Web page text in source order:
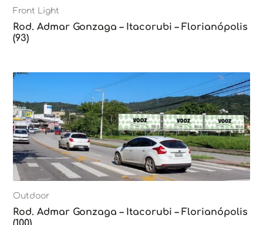
Front Light
Rod. Admar Gonzaga – Itacorubi – Florianópolis
(93)
Outdoor
Rod. Admar Gonzaga – Itacorubi – Florianópolis